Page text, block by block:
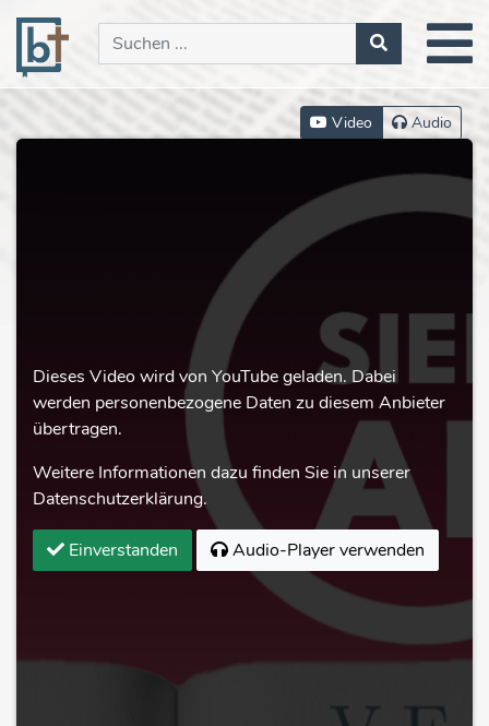
Video Audio
Dieses Video wird von YouTube geladen. Dabei
werden personenbezogene Daten zu diesem Anbieter
übertragen.
Weitere Informationen dazu finden Sie in unserer
Datenschutzerklärung.
Einverstanden Audio-Player verwenden